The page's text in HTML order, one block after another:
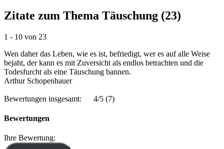
Zitate zum Thema Täuschung (23)
1 - 10 von 23
Wen daher das Leben, wie es ist, befriedigt, wer es auf alle Weise
bejaht, der kann es mit Zuversicht als endlos betrachten und die
Todesfurcht als eine Täuschung bannen.
Arthur Schopenhauer
Bewertungen insgesamt: 4/5 (7)
Bewertungen
Ihre Bewertung: